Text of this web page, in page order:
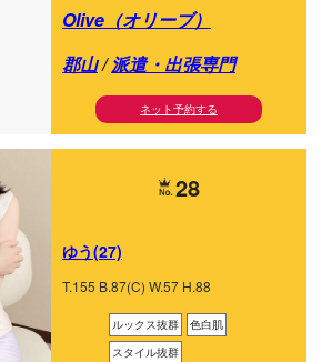
Olive（オリーブ）
郡山/派遣・出張専門
ネット予約する
28
ゆう(27)
T.155 B.87(C) W.57 H.88
ルックス抜群
色白肌
スタイル抜群